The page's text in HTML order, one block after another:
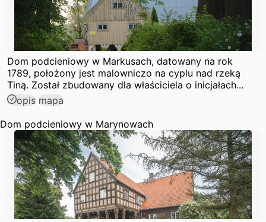
Dom podcieniowy w Markusach, datowany na rok
1789, położony jest malowniczo na cyplu nad rzeką
Tiną. Został zbudowany dla właściciela o inicjałach...
opis mapa
Dom podcieniowy w Marynowach